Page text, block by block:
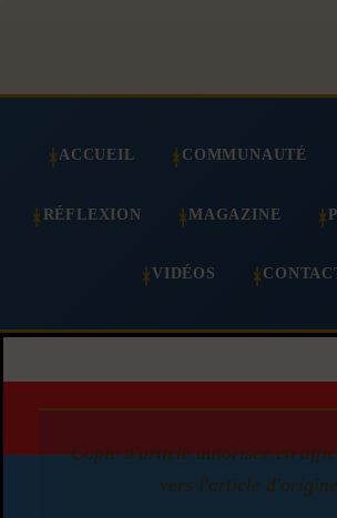
ACCUEIL COMMUNAUTÉ
RÉFLEXION MAGAZINE
VIDÉOS
Copie d'article autorisée en
vers l'article d'origine